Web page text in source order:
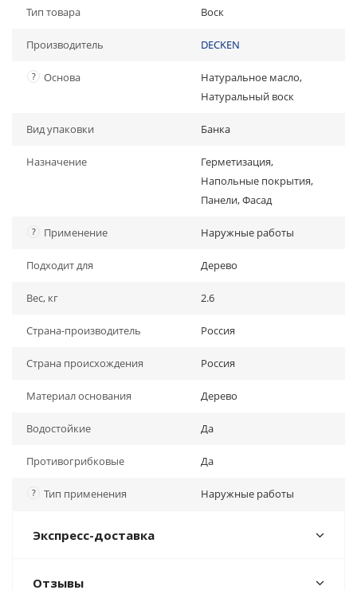
Тип товара Воск
Производитель DECKEN
? Основа
Натуральное масло,
Натуральный воск
Вид упаковки Банка
Назначение
Герметизация,
Напольные покрытия,
Панели, Фасад
? Применение Наружные работы
Подходит для Дерево
Вес, кг 2.6
Страна-производитель Россия
Страна происхождения Россия
Материал основания Дерево
Водостойкие Да
Противогрибковые Да
? Тип применения Наружные работы
Экспресс-доставка
Отзывы